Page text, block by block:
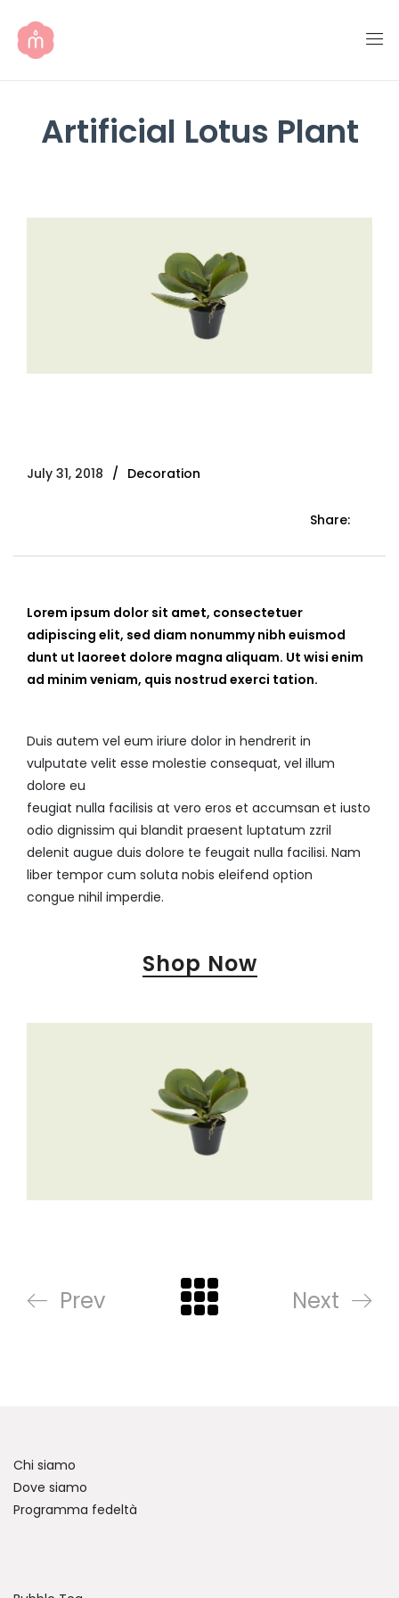
Artificial Lotus Plant
July 31, 2018 Decoration
Share:
Lorem ipsum dolor sit amet, consectetuer
adipiscing elit, sed diam nonummy nibh euismod
dunt ut laoreet dolore magna aliquam. Ut wisi enim
ad minim veniam, quis nostrud exerci tation.
Duis autem vel eum iriure dolor in hendrerit in
vulputate velit esse molestie consequat, vel illum
dolore eu
feugiat nulla facilisis at vero eros et accumsan et iusto
odio dignissim qui blandit praesent luptatum zzril
delenit augue duis dolore te feugait nulla facilisi. Nam
liber tempor cum soluta nobis eleifend option
congue nihil imperdie.
Shop Now
Prev Next
Chi siamo
Dove siamo
Programma fedeltà